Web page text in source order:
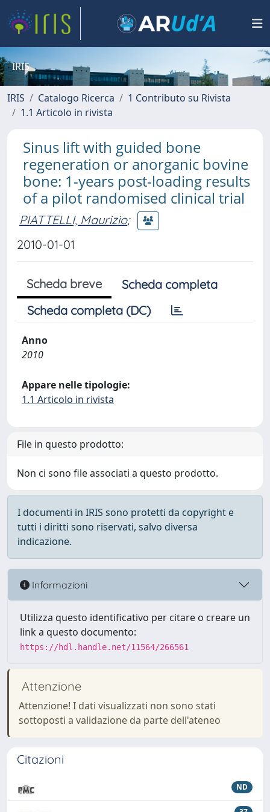
IRIS
IRIS Catalogo Ricerca
1 Contributo su Rivista
1.1 Articolo in rivista
Sinus lift with guided bone
regeneration or anorganic bovine
bone: 1-years post-loading results
of a pilot randomised clinical trial
PIATTELLI, Maurizio;
2010-01-01
Scheda breve
Scheda completa
Scheda completa (DC)
Anno
2010
Appare nelle tipologie:
1.1 Articolo in rivista
File in questo prodotto:
Non ci sono file associati a questo prodotto.
I documenti in IRIS sono protetti da copyright e
tutti i diritti sono riservati, salvo diversa
indicazione.
Informazioni
Utilizza questo identificativo per citare o creare un
link a questo documento:
https://hdl.handle.net/11564/266561
Attenzione
Attenzione! I dati visualizzati non sono stati
sottoposti a validazione da parte dell'ateneo
Citazioni
ND